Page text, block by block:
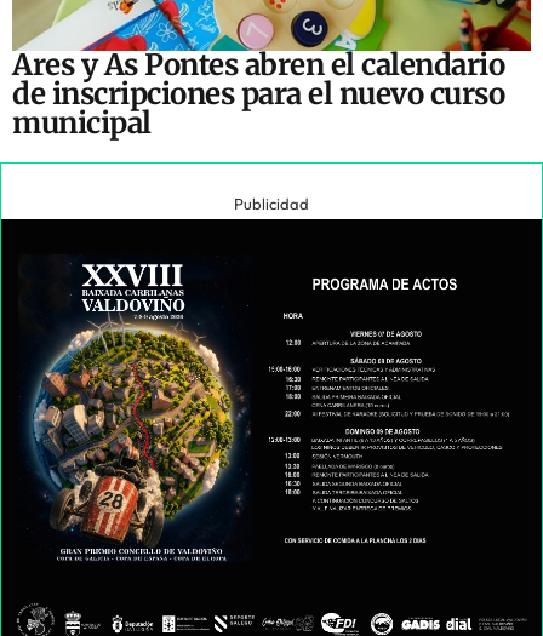
Ares y As Pontes abren el calendario
de inscripciones para el nuevo curso
municipal
Publicidad